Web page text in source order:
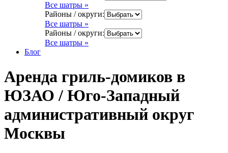
Все шатры »
Районы / округи:
Все шатры »
Районы / округи:
Все шатры »
Блог
Аренда гриль-домиков в
ЮЗАО / Юго-Западный
административный округ
Москвы